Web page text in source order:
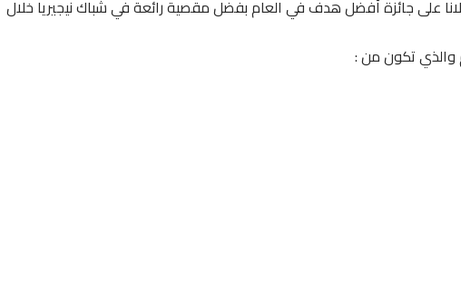
على جائزة أفضل هدف في العام بفضل مقصية رائعة في شباك نيجيريا خلال
والذي تكون من :